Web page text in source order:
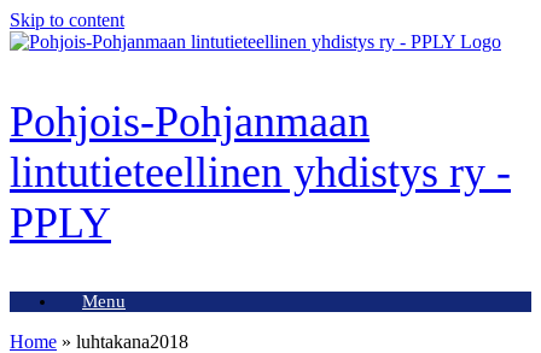
Skip to content
Pohjois-Pohjanmaan
lintutieteellinen yhdistys ry -
PPLY
Menu
Home » luhtakana2018